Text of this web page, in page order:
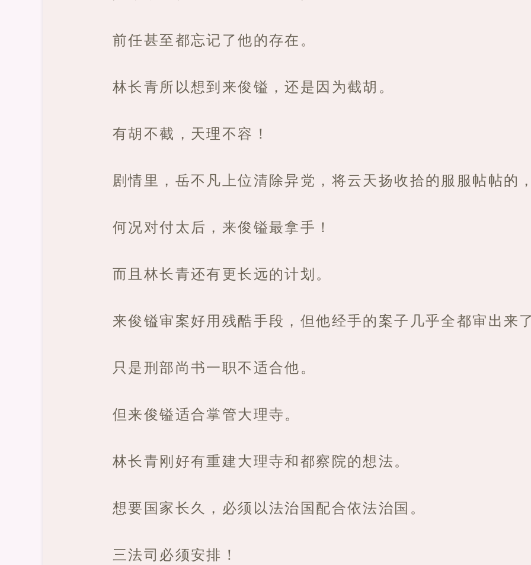
前任甚至都忘记了他的存在。
林长青所以想到来俊镒，还是因为截胡。
有胡不截，天理不容！
剧情里，岳不凡上位清除异党，将云天扬收拾的服服帖帖的
何况对付太后，来俊镒最拿手！
而且林长青还有更长远的计划。
来俊镒审案好用残酷手段，但他经手的案子几乎全都审出来
只是刑部尚书一职不适合他。
但来俊镒适合掌管大理寺。
林长青刚好有重建大理寺和都察院的想法。
想要国家长久，必须以法治国配合依法治国。
三法司必须安排！